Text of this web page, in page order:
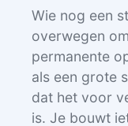
Wie nog een
overwegen
permanente
als een grote
dat het voor
is. Je bouwt